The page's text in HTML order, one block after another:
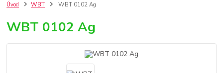
Úvod WBT WBT 0102 Ag
WBT 0102 Ag